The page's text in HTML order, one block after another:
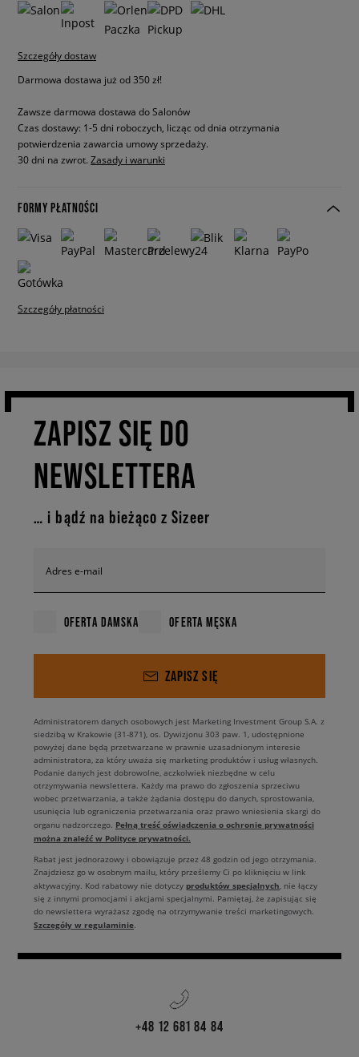
Szczegóły dostaw
Darmowa dostawa już od 350 zł!
Zawsze darmowa dostawa do Salonów
Czas dostawy: 1-5 dni roboczych, licząc od dnia otrzymania
potwierdzenia zawarcia umowy sprzedaży.
30 dni na zwrot. Zasady i warunki
FORMY PŁATNOŚCI
Szczegóły płatności
ZAPISZ SIĘ DO
NEWSLETTERA
… i bądź na bieżąco z Sizeer
Adres e-mail
OFERTA DAMSKA OFERTA MĘSKA
ZAPISZ SIĘ
Administratorem danych osobowych jest Marketing Investment Group S.A. z
siedzibą w Krakowie (31-871), os. Dywizjonu 303 paw. 1, udostępnione
powyżej dane będą przetwarzane w prawnie uzasadnionym interesie
administratora, za który uważa się marketing produktów i usług własnych.
Podanie danych jest dobrowolne, aczkolwiek niezbędne w celu
otrzymywania newslettera. Każdy ma prawo do zgłoszenia sprzeciwu
wobec przetwarzania, a także żądania dostępu do danych, sprostowania,
usunięcia lub ograniczenia przetwarzania oraz prawo wniesienia skargi do
organu nadzorczego. Pełną treść oświadczenia o ochronie prywatności
można znaleźć w Polityce prywatności.
Rabat jest jednorazowy i obowiązuje przez 48 godzin od jego otrzymania.
Znajdziesz go w osobnym mailu, który prześlemy Ci po kliknięciu w link
aktywacyjny. Kod rabatowy nie dotyczy produktów specjalnych, nie łączy
się z innymi promocjami i akcjami specjalnymi. Pamiętaj, że zapisując się
do newslettera wyrażasz zgodę na otrzymywanie treści marketingowych.
Szczegóły w regulaminie.
+48 12 681 84 84